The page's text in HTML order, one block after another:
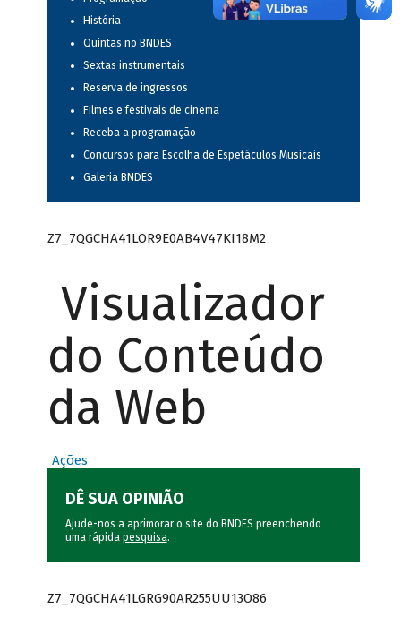
História
Quintas no BNDES
Sextas instrumentais
Reserva de ingressos
Filmes e festivais de cinema
Receba a programação
Concursos para Escolha de Espetáculos Musicais
Galeria BNDES
Z7_7QGCHA41LOR9E0AB4V47KI18M2
Visualizador
do Conteúdo
da Web
Ações
DÊ SUA OPINIÃO
Ajude-nos a aprimorar o site do BNDES preenchendo
uma rápida pesquisa.
Z7_7QGCHA41LGRG90AR255UU13O86